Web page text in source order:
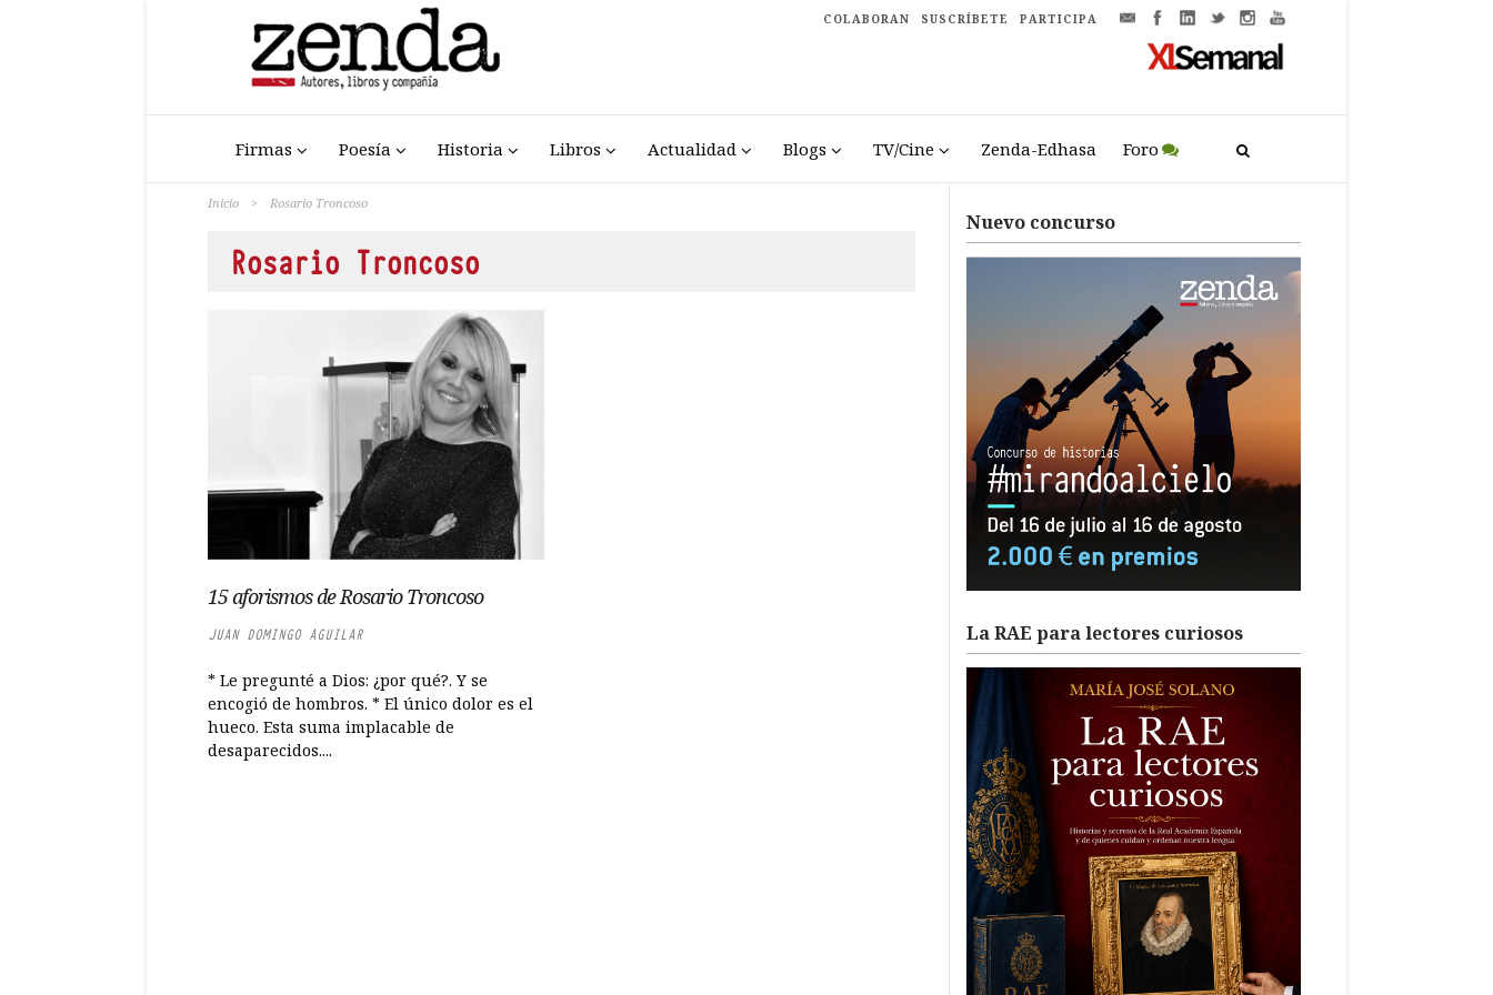
COLABORAN SUSCRÍBETE PARTICIPA
Firmas Poesía Historia Libros Actualidad Blogs TV/Cine Zenda-Edhasa Foro
Inicio > Rosario Troncoso
Rosario Troncoso
15 aforismos de Rosario Troncoso
JUAN DOMINGO AGUILAR
* Le pregunté a Dios: ¿por qué?. Y se
encogió de hombros. * El único dolor es el
hueco. Esta suma implacable de
desaparecidos....
Nuevo concurso
La RAE para lectores curiosos